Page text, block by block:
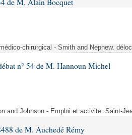
des lois
des lois
de M. Alain Bocquet
chirurgical - Smith and Nephew.
n° 54 de M. Hannoun Michel
and Johnson - Emploi et activite. Saint-
de M. Auchedé Rémy